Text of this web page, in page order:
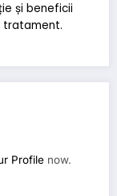
și beneficii
tratament.
Profile now.